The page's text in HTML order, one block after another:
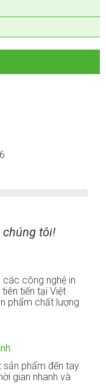
chúng tôi!
các công nghệ in
tiến tại Việt
phẩm chất lượng
sản phẩm đến tay
gian nhanh và